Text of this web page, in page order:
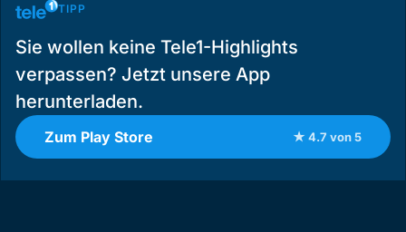
TIPP
Sie wollen keine Tele1-Highlights
verpassen? Jetzt unsere App
herunterladen.
Zum Play Store ★ 4.7 von 5